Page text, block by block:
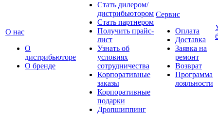
О нас
О
дистрибьюторе
О бренде
Стать дилером/
дистрибьютором
Стать партнером
Получить прайс-
лист
Узнать об
условиях
сотрудничества
Корпоративные
заказы
Корпоративные
подарки
Дропшиппинг
Сервис
Оплата
Доставка
Заявка на
ремонт
Возврат
Программа
лояльности